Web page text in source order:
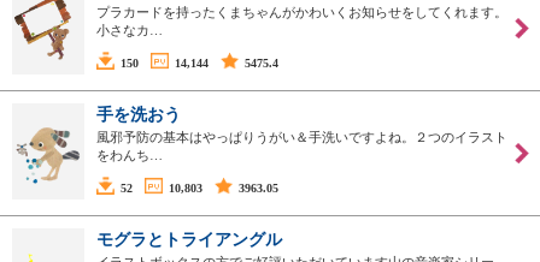
プラカードを持ったくまちゃんがかわいくお知らせをしてくれます。
小さなカ…
150 14,144 5475.4
手を洗おう
風邪予防の基本はやっぱりうがい＆手洗いですよね。２つのイラスト
をわんち…
52 10,803 3963.05
モグラとトライアングル